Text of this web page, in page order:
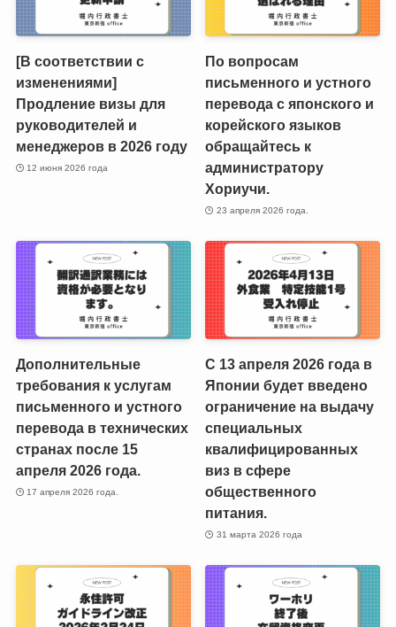
[В соответствии с
изменениями]
Продление визы для
руководителей и
менеджеров в 2026 году
12 июня 2026 года
По вопросам
письменного и устного
перевода с японского и
корейского языков
обращайтесь к
администратору
Хориучи.
23 апреля 2026 года.
Дополнительные
требования к услугам
письменного и устного
перевода в технических
странах после 15
апреля 2026 года.
17 апреля 2026 года.
С 13 апреля 2026 года в
Японии будет введено
ограничение на выдачу
специальных
квалифицированных
виз в сфере
общественного
питания.
31 марта 2026 года